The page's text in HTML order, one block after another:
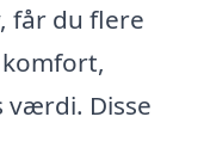
får du flere
værdi. Disse